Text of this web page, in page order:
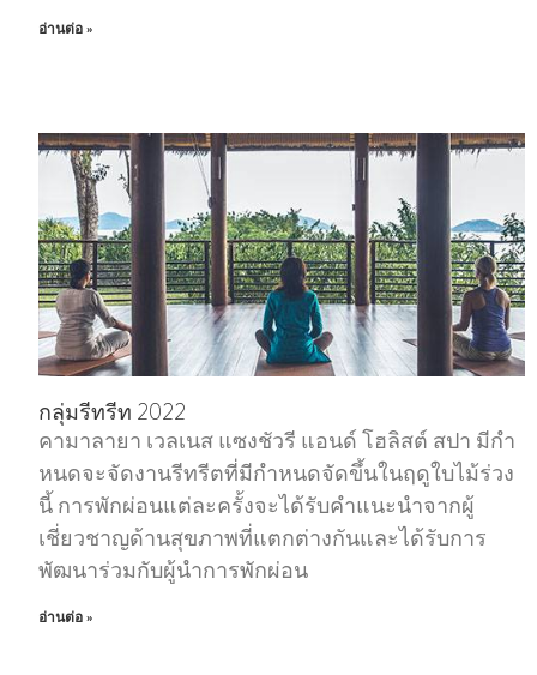
อ่านต่อ »
กลุ่มรีทรีท 2022
คามาลายา เวลเนส แซงชัวรี แอนด์ โฮลิสต์ สปา มีกํา
หนดจะจัดงานรีทรีตที่มีกําหนดจัดขึ้นในฤดูใบไม้ร่วง
นี้ การพักผ่อนแต่ละครั้งจะได้รับคําแนะนําจากผู้
เชี่ยวชาญด้านสุขภาพที่แตกต่างกันและได้รับการ
พัฒนาร่วมกับผู้นําการพักผ่อน
อ่านต่อ »